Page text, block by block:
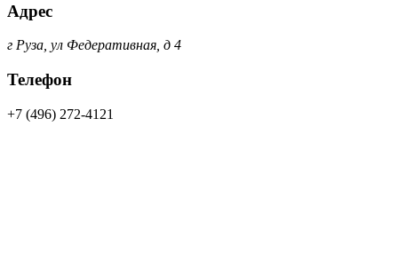
Адрес
г Руза, ул Федеративная, д 4
Телефон
+7 (496) 272-4121